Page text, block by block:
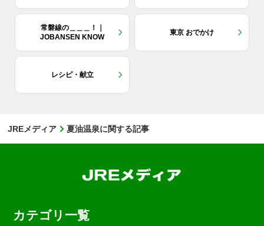
常磐線の＿＿＿！｜
JOBANSEN KNOW
東京 おでかけ
レシピ・献立
JREメディア 夏油温泉に関する記事
カテゴリ一覧